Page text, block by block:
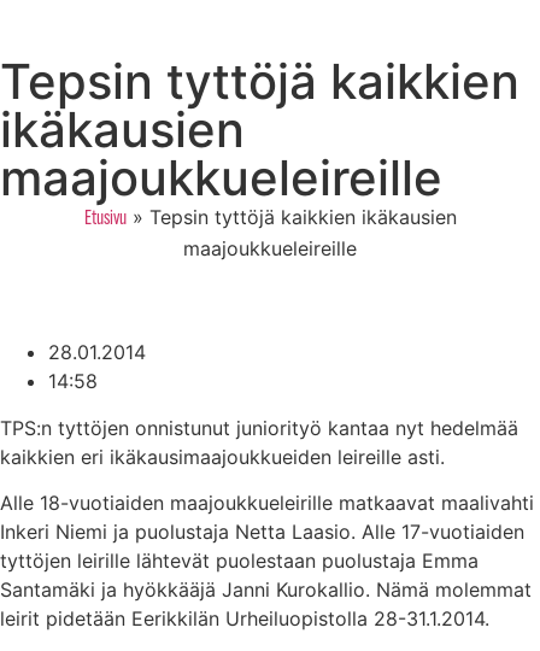
Tepsin tyttöjä kaikkien
ikäkausien
maajoukkueleireille
Etusivu» Tepsin tyttöjä kaikkien ikäkausien
maajoukkueleireille
28.01.2014
14:58
TPS:n tyttöjen onnistunut juniorityö kantaa nyt hedelmää
kaikkien eri ikäkausimaajoukkueiden leireille asti.
Alle 18-vuotiaiden maajoukkueleirille matkaavat maalivahti
Inkeri Niemi ja puolustaja Netta Laasio. Alle 17-vuotiaiden
tyttöjen leirille lähtevät puolestaan puolustaja Emma
Santamäki ja hyökkääjä Janni Kurokallio. Nämä molemmat
leirit pidetään Eerikkilän Urheiluopistolla 28-31.1.2014.